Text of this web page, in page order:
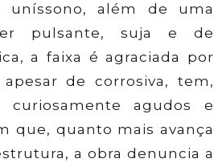
uníssono, além de uma
pulsante, suja e de
a faixa é agraciada por
de corrosiva, tem,
agudos e
que, quanto mais avança
a obra denuncia a